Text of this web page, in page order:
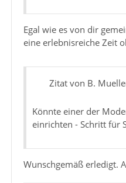
Egal wie es von dir
eine erlebnisreiche Zeit
Zitat von B.
Könnte einer der
einrichten - Schritt für
Wunschgemäß erledigt.